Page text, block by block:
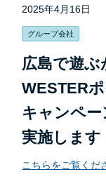
2025年4月16日
グループ会社
広島で遊ぶ
WESTER
キャンペー
実施します
こちらをご覧くだ